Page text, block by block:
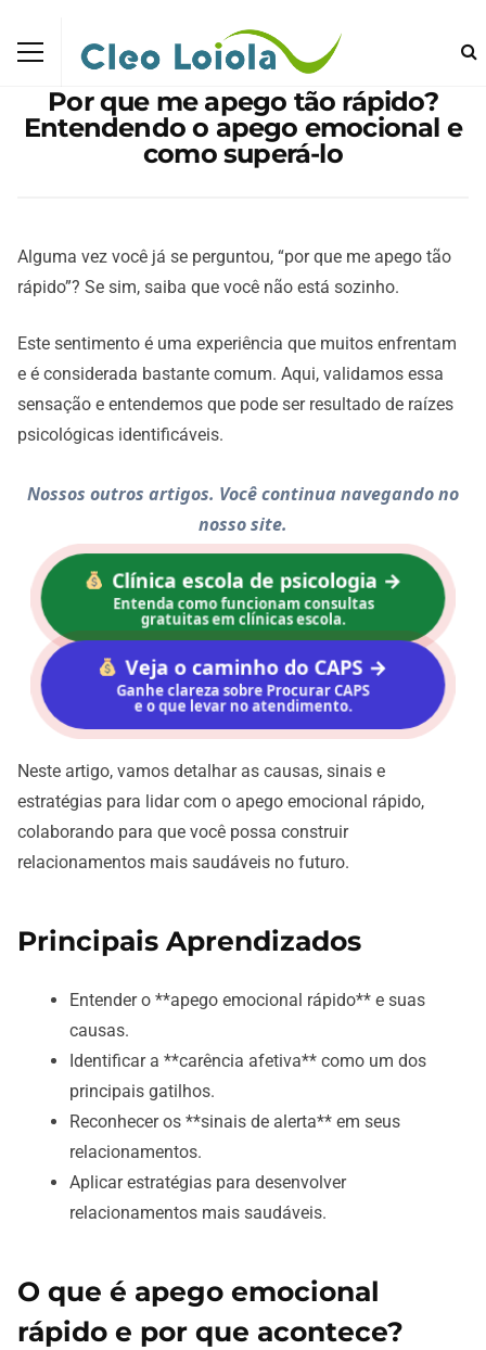
Por que me apego tão rápido?
Entendendo o apego emocional e
como superá-lo
Alguma vez você já se perguntou, “por que me apego tão
rápido”? Se sim, saiba que você não está sozinho.
Este sentimento é uma experiência que muitos enfrentam
e é considerada bastante comum. Aqui, validamos essa
sensação e entendemos que pode ser resultado de raízes
psicológicas identificáveis.
Nossos outros artigos. Você continua navegando no
nosso site.
Clínica escola de psicologia →
Entenda como funcionam consultas
gratuitas em clínicas escola.
Veja o caminho do CAPS →
Ganhe clareza sobre Procurar CAPS
e o que levar no atendimento.
Neste artigo, vamos detalhar as causas, sinais e
estratégias para lidar com o apego emocional rápido,
colaborando para que você possa construir
relacionamentos mais saudáveis no futuro.
Principais Aprendizados
Entender o **apego emocional rápido** e suas
causas.
Identificar a **carência afetiva** como um dos
principais gatilhos.
Reconhecer os **sinais de alerta** em seus
relacionamentos.
Aplicar estratégias para desenvolver
relacionamentos mais saudáveis.
O que é apego emocional
rápido e por que acontece?